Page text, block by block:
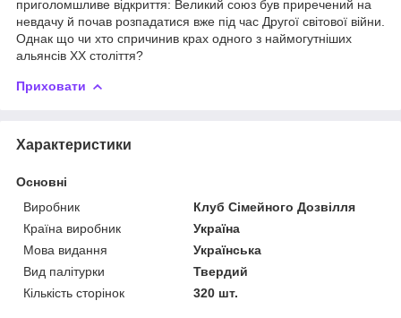
приголомшливе відкриття: Великий союз був приречений на
невдачу й почав розпадатися вже під час Другої світової війни.
Однак що чи хто спричинив крах одного з наймогутніших
альянсів ХХ століття?
Приховати
Характеристики
Основні
Виробник
Клуб Сімейного Дозвілля
Країна виробник
Україна
Мова видання
Українська
Вид палітурки
Твердий
Кількість сторінок
320 шт.